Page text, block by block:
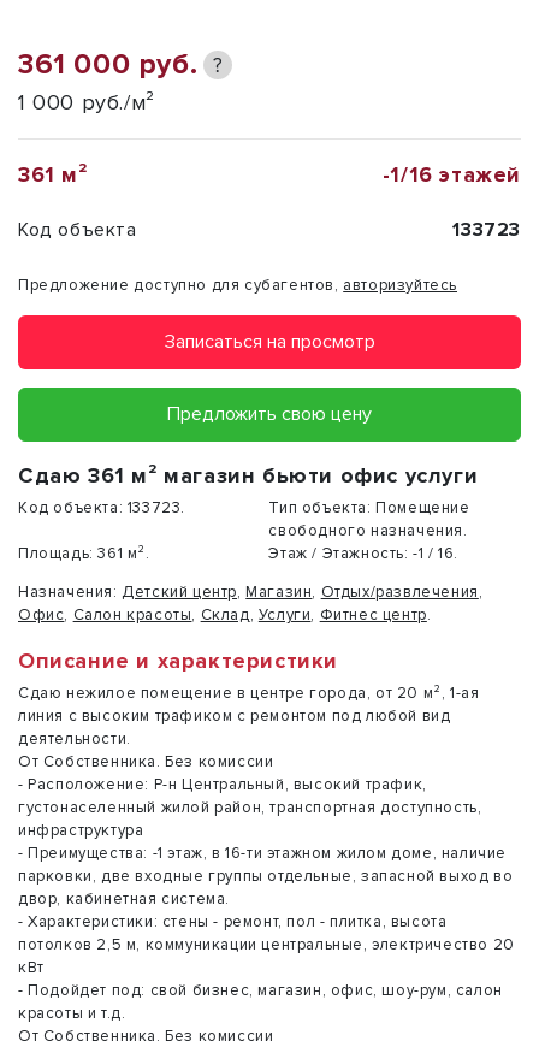
361 000 руб. ?
1 000 руб./м²
361 м² -1/16 этажей
Код объекта 133723
Предложение доступно для субагентов, авторизуйтесь
Записаться на просмотр
Предложить свою цену
Сдаю 361 м² магазин бьюти офис услуги
Код объекта: 133723. Тип объекта: Помещение
свободного назначения.
Площадь: 361 м². Этаж / Этажность: -1 / 16.
Назначения: Детский центр, Магазин, Отдых/развлечения,
Офис, Салон красоты, Склад, Услуги, Фитнес центр.
Описание и характеристики
Сдаю нежилое помещение в центре города, от 20 м², 1-ая
линия с высоким трафиком с ремонтом под любой вид
деятельности.
От Собственника. Без комиссии
- Расположение: Р-н Центральный, высокий трафик,
густонаселенный жилой район, транспортная доступность,
инфраструктура
- Преимущества: -1 этаж, в 16-ти этажном жилом доме, наличие
парковки, две входные группы отдельные, запасной выход во
двор, кабинетная система.
- Характеристики: стены - ремонт, пол - плитка, высота
потолков 2,5 м, коммуникации центральные, электричество 20
кВт
- Подойдет под: свой бизнес, магазин, офис, шоу-рум, салон
красоты и т.д.
От Собственника. Без комиссии